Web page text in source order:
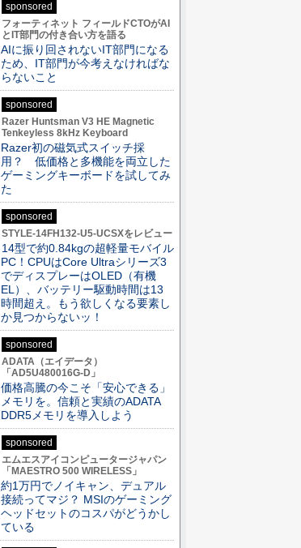
sponsored
フォーティネット フィールドCTOがAI
とIT部門の付き合い方を語る
AIに振り回されないIT部門になる
ため、IT部門が今考えなければな
らないこと
sponsored
Razer Huntsman V3 HE Magnetic
Tenkeyless 8kHz Keyboard
Razer初の磁気式スイッチ採
用？ 低価格と多機能を両立した
ゲーミングキーボードを試してみ
た
sponsored
STYLE-14FH132-U5-UCSXをレビュー
14型で約0.84kgの超軽量モバイル
PC！CPUはCore Ultraシリーズ3
でディスプレーはOLED（有機
EL）、バッテリー駆動時間は13
時間超え。もう欲しくなる要素し
か見つからないッ！
sponsored
ADATA（エイデータ）
「AD5U480016G-D」
価格高騰の今こそ「安心できる」
メモリを。信頼と実績のADATA
DDR5メモリを導入しよう
sponsored
エムエスアイコンピュータージャパン
「MAESTRO 500 WIRELESS」
約1万円でノイキャン、デュアル
接続ってマジ？ MSIのゲーミング
ヘッドセットのコスパがどうかし
ている